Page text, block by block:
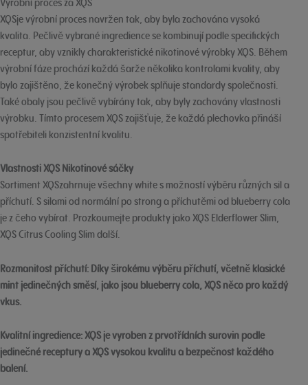
XQSje výrobní proces navržen tak, aby byla zachována vysoká
kvalita. Pečlivě vybrané ingredience se kombinují podle specifických
receptur, aby vznikly charakteristické nikotinové výrobky XQS. Během
výrobní fáze prochází každá šarže několika kontrolami kvality, aby
bylo zajištěno, že konečný výrobek splňuje standardy společnosti.
Také obaly jsou pečlivě vybírány tak, aby byly zachovány vlastnosti
výrobku. Tímto procesem XQS zajišťuje, že každá plechovka přináší
spotřebiteli konzistentní kvalitu.
Vlastnosti XQS Nikotinové sáčky
Sortiment XQSzahrnuje všechny white s možností výběru různých sil a
příchutí. S silami od normální po strong a příchutěmi od blueberry cola
je z čeho vybírat. Prozkoumejte produkty jako XQS Elderflower Slim,
XQS Citrus Cooling Slim další.
Rozmanitost příchutí: Díky širokému výběru příchutí, včetně klasické
mint jedinečných směsí, jako jsou blueberry cola, XQS něco pro každý
vkus.
Kvalitní ingredience: XQS je vyroben z prvotřídních surovin podle
jedinečné receptury a XQS vysokou kvalitu a bezpečnost každého
balení.